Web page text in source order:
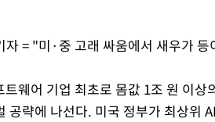
= "미·중 고래 싸움에서 새우가
웨어 기업 최초로 몸값 1조 원 이
공략에 나선다. 미국 정부가 최상위